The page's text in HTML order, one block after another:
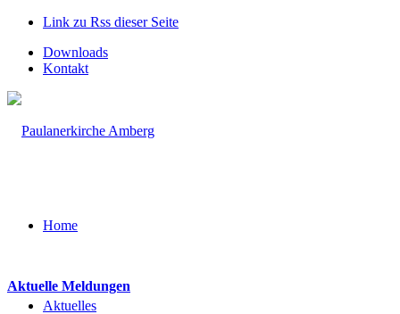
Link zu Rss dieser Seite
Downloads
Kontakt
Home
Aktuelles
Aktuelle Meldungen